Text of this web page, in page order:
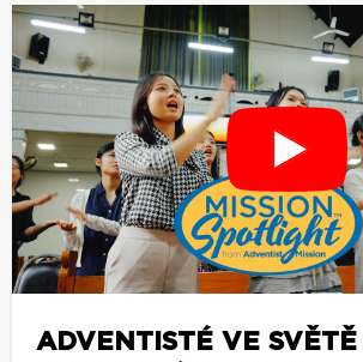
ADVENTISTÉ VE SVĚTĚ |